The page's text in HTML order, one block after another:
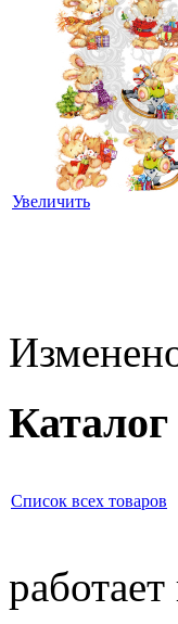
Увеличить
Каталог
Список всех товаров
работает